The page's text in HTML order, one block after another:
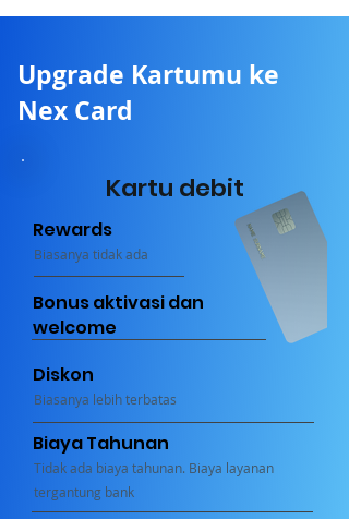
Upgrade Kartumu ke
Nex Card
Kartu debit
Biasanya tidak ada
Rewards
Bonus aktivasidan
welcome
Diskon
Biasanya lebih terbatas
Biaya Tahunan
Tidak ada biaya tahunan. Biaya layanan
tergantung bank